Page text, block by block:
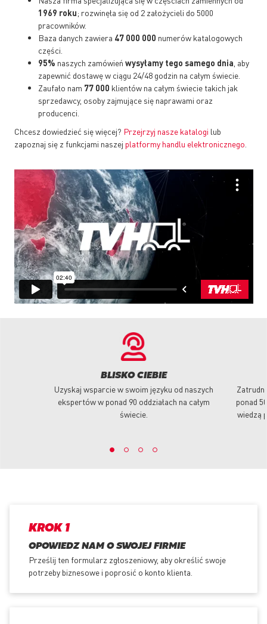
1969 roku; rozwinęła się od 2 założycieli do 5000
pracowników.
Baza danych zawiera 47 000 000 numerów katalogowych
części.
95% naszych zamówień wysyłamy tego samego dnia , aby
zapewnić dostawę w ciągu 24/48 godzin na całym świecie.
Zaufało nam 77 000 klientów na całym świecie takich jak
sprzedawcy, osoby zajmujące się naprawami oraz
producenci.
Chcesz dowiedzieć się więcej? Przejrzyj nasze katalogi lub
zapoznaj się z funkcjami naszej platformy handlu elektronicznego
BLISKO CIEBIE
Uzyskaj wsparcie w swoim języku od naszych
ekspertów w ponad 90 oddziałach na całym
świecie.
ponad
wiedzą
KROK 1
OPOWIEDZ NAM O SWOJEJ FIRMIE
Prześlij ten formularz zgłoszeniowy, aby określić swoje
potrzeby biznesowe i poprosić o konto klienta.